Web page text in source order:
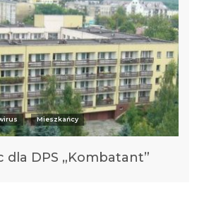
Mieszkańcy
dla DPS „Kombatant”